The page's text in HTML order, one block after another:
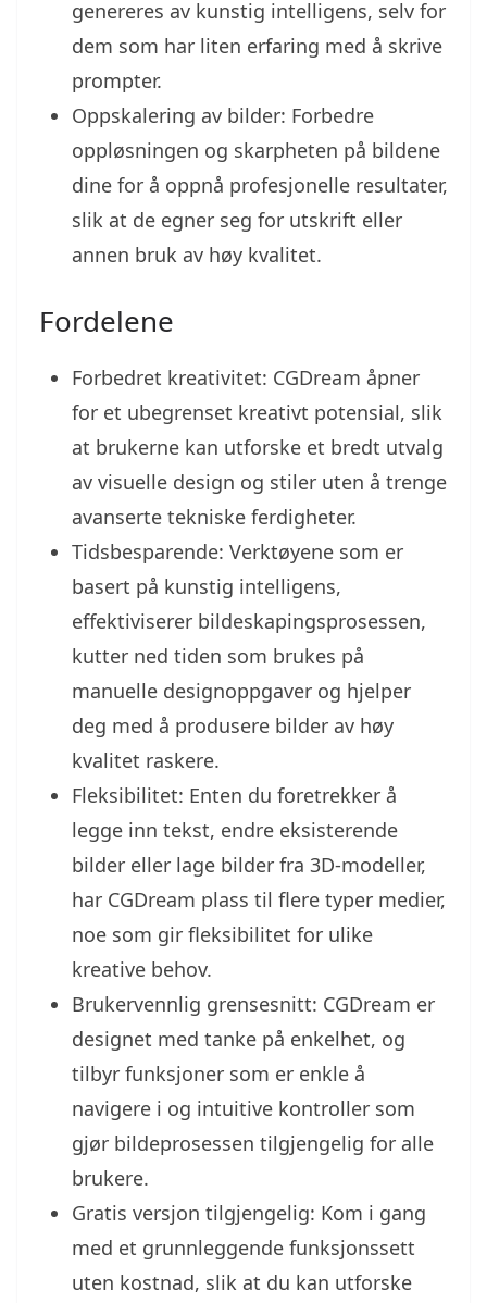
genereres av kunstig intelligens, selv for
dem som har liten erfaring med å skrive
prompter.
Oppskalering av bilder: Forbedre
oppløsningen og skarpheten på bildene
dine for å oppnå profesjonelle resultater,
slik at de egner seg for utskrift eller
annen bruk av høy kvalitet.
Fordelene
Forbedret kreativitet: CGDream åpner
for et ubegrenset kreativt potensial, slik
at brukerne kan utforske et bredt utvalg
av visuelle design og stiler uten å trenge
avanserte tekniske ferdigheter.
Tidsbesparende: Verktøyene som er
basert på kunstig intelligens,
effektiviserer bildeskapingsprosessen,
kutter ned tiden som brukes på
manuelle designoppgaver og hjelper
deg med å produsere bilder av høy
kvalitet raskere.
Fleksibilitet: Enten du foretrekker å
legge inn tekst, endre eksisterende
bilder eller lage bilder fra 3D-modeller,
har CGDream plass til flere typer medier,
noe som gir fleksibilitet for ulike
kreative behov.
Brukervennlig grensesnitt: CGDream er
designet med tanke på enkelhet, og
tilbyr funksjoner som er enkle å
navigere i og intuitive kontroller som
gjør bildeprosessen tilgjengelig for alle
brukere.
Gratis versjon tilgjengelig: Kom i gang
med et grunnleggende funksjonssett
uten kostnad, slik at du kan utforske